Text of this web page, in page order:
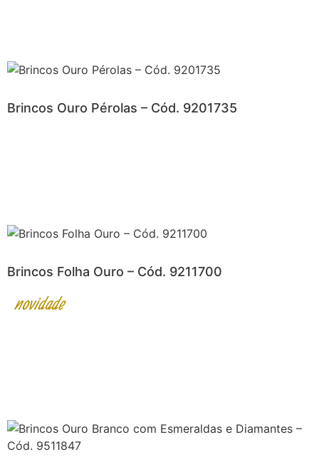
Brincos Ouro Pérolas – Cód. 9201735
Brincos Folha Ouro – Cód. 9211700
novidade